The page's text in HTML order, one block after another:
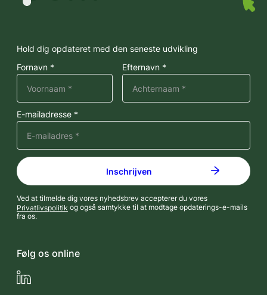
Hold dig opdateret med den seneste udvikling
Fornavn *
Efternavn *
E-mailadresse *
Ved at tilmelde dig vores nyhedsbrev accepterer du vores
Privatlivspolitik og også samtykke til at modtage opdaterings-e-mails
fra os.
Følg os online
LinkedIn